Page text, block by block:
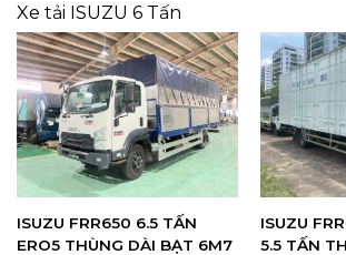
Xe tải ISUZU 6 Tấn
ISUZU FRR650 6.5 TẤN
ERO5 THÙNG DÀI BẠT 6M7
ISUZU
5.5 TẤN